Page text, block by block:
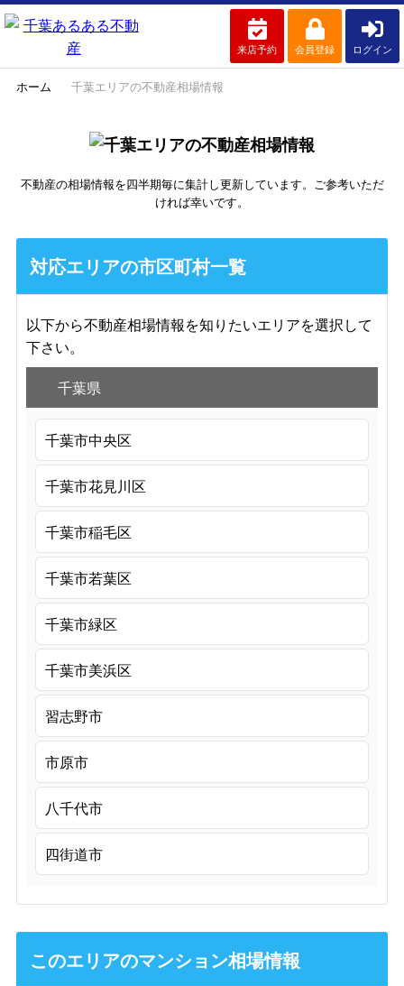
来店予約 会員登録 ログイン
ホーム 千葉エリアの不動産相場情報
不動産の相場情報を四半期毎に集計し更新しています。ご参考いただ
ければ幸いです。
対応エリアの市区町村一覧
以下から不動産相場情報を知りたいエリアを選択して
下さい。
千葉県
千葉市中央区
千葉市花見川区
千葉市稲毛区
千葉市若葉区
千葉市緑区
千葉市美浜区
習志野市
市原市
八千代市
四街道市
このエリアのマンション相場情報